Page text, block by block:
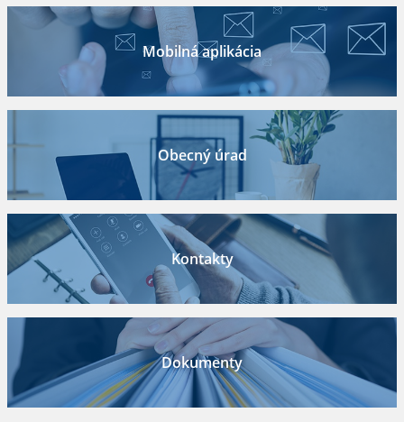
Mobilná aplikácia
Obecný úrad
Kontakty
Dokumenty